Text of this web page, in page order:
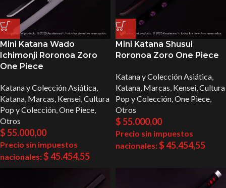
Mini Katana Wado
Ichimonji Roronoa Zoro
One Piece
Katana y Colección Asiática,
Katana, Marcas, Kensei,Cultura
Pop y Colección,One Piece,
Otros
$55.000,00
Precio sin impuestos
nacionales:$45.454,55
Mini Katana Shusui
Roronoa Zoro One Piece
Katana y Colección Asiática,
Katana, Marcas, Kensei,Cultura
Pop y Colección,One Piece,
Otros
$55.000,00
Precio sin impuestos
nacionales:$45.454,55